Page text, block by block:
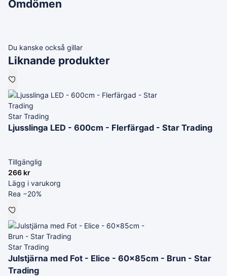
Omdömen
Du kanske också gillar
Liknande produkter
Star Trading
Ljusslinga LED - 600cm - Flerfärgad - Star Trading
Tillgänglig
266 kr
Lägg i varukorg
Rea −20%
Star Trading
Julstjärna med Fot - Elice - 60x85cm - Brun - Star
Trading